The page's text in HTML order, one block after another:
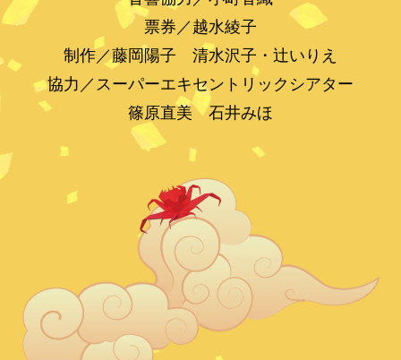
票券／越水綾子
制作／藤岡陽子 清水沢子・辻いりえ
協力／スーパーエキセントリックシアター
篠原直美 石井みほ